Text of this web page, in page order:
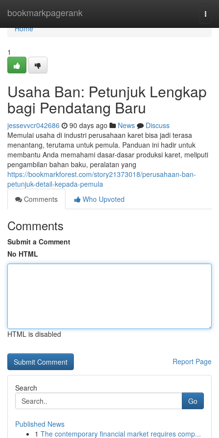
bookmarkpagerank
Home
Home
1
Usaha Ban: Petunjuk Lengkap
bagi Pendatang Baru
jessevvcr042686 90 days ago News
Discuss
Memulai usaha di industri perusahaan karet bisa jadi terasa
menantang, terutama untuk pemula. Panduan ini hadir untuk
membantu Anda memahami dasar-dasar produksi karet, meliputi
pengambilan bahan baku, peralatan yang
https://bookmarkforest.com/story21373018/perusahaan-ban-
petunjuk-detail-kepada-pemula
Comments
Who Upvoted
Comments
Submit a Comment
No HTML
HTML is disabled
Report Page
Search
Go
Published News
1 The contemporary financial market requires comp...